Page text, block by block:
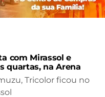
com Mirassol e
quartas, na Arena
Tricolor ficou no